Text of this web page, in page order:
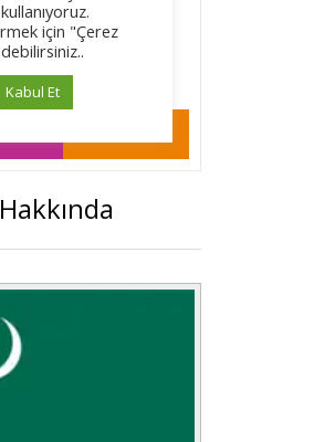
Hakkında